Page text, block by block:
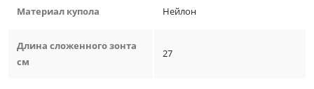
Материал купола Нейлон
Длина сложенного зонта
см
27